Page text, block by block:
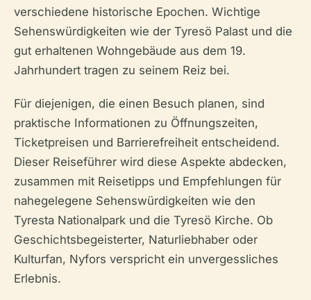
verschiedene historische Epochen. Wichtige
Sehenswürdigkeiten wie der Tyresö Palast und die
gut erhaltenen Wohngebäude aus dem 19.
Jahrhundert tragen zu seinem Reiz bei.
Für diejenigen, die einen Besuch planen, sind
praktische Informationen zu Öffnungszeiten,
Ticketpreisen und Barrierefreiheit entscheidend.
Dieser Reiseführer wird diese Aspekte abdecken,
zusammen mit Reisetipps und Empfehlungen für
nahegelegene Sehenswürdigkeiten wie den
Tyresta Nationalpark und die Tyresö Kirche. Ob
Geschichtsbegeisterter, Naturliebhaber oder
Kulturfan, Nyfors verspricht ein unvergessliches
Erlebnis.